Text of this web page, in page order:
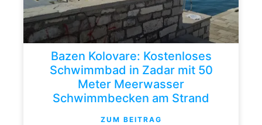
Bazen Kolovare: Kostenloses
Schwimmbad in Zadar mit 50
Meter Meerwasser
Schwimmbecken am Strand
ZUM BEITRAG